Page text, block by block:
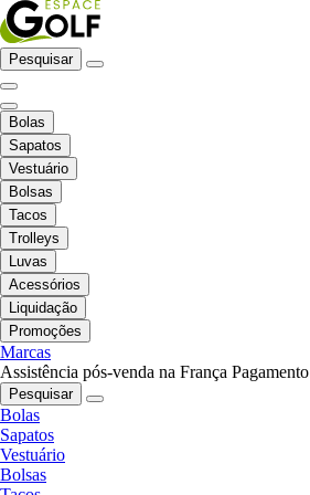
Pesquisar
Bolas
Sapatos
Vestuário
Bolsas
Tacos
Trolleys
Luvas
Acessórios
Liquidação
Promoções
Marcas
Assistência pós-venda na França
Pesquisar
Bolas
Sapatos
Vestuário
Bolsas